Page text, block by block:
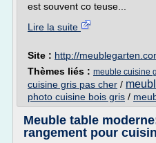
est souvent co teuse...
Lire la suite
Site : http://
Thèmes liés : meuble cuisine
cuisine gris pas cher /
photo cuisine bois gris /
Meuble table
rangement pour